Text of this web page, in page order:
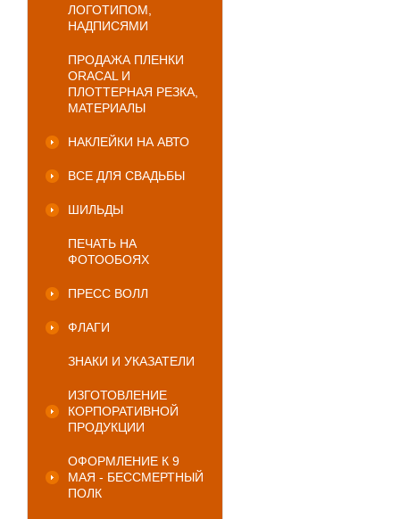
ЛОГОТИПОМ,
НАДПИСЯМИ
ПРОДАЖА ПЛЕНКИ
ORACAL И
ПЛОТТЕРНАЯ РЕЗКА,
МАТЕРИАЛЫ
НАКЛЕЙКИ НА АВТО
ВСЕ ДЛЯ СВАДЬБЫ
ШИЛЬДЫ
ПЕЧАТЬ НА
ФОТООБОЯХ
ПРЕСС ВОЛЛ
ФЛАГИ
ЗНАКИ И УКАЗАТЕЛИ
ИЗГОТОВЛЕНИЕ
КОРПОРАТИВНОЙ
ПРОДУКЦИИ
ОФОРМЛЕНИЕ К 9
МАЯ - БЕССМЕРТНЫЙ
ПОЛК